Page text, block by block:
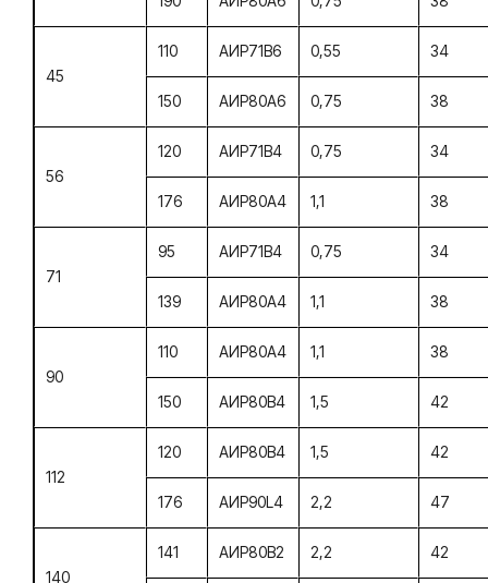
45
110 АИР71В6 0,55 34
150 АИР80А6 0,75 38
56
120 АИР71В4 0,75 34
176 АИР80А4 1,1 38
71
95 АИР71B4 0,75 34
139 АИР80А4 1,1 38
90
110 АИР80А4 1,1 38
150 АИР80В4 1,5 42
112
120 АИР80В4 1,5 42
176 АИР90L4 2,2 47
140
141 АИР80В2 2,2 42